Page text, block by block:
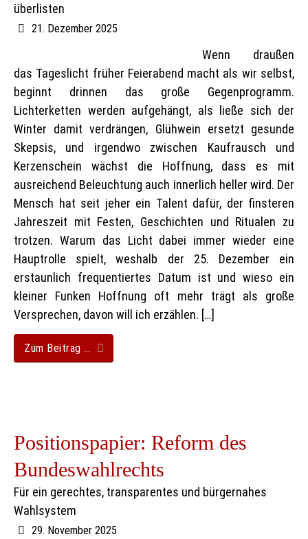
überlisten
21. Dezember 2025
Wenn draußen
das Tageslicht früher Feierabend macht als wir selbst,
beginnt drinnen das große Gegenprogramm.
Lichterketten werden aufgehängt, als ließe sich der
Winter damit verdrängen, Glühwein ersetzt gesunde
Skepsis, und irgendwo zwischen Kaufrausch und
Kerzenschein wächst die Hoffnung, dass es mit
ausreichend Beleuchtung auch innerlich heller wird. Der
Mensch hat seit jeher ein Talent dafür, der finsteren
Jahreszeit mit Festen, Geschichten und Ritualen zu
trotzen. Warum das Licht dabei immer wieder eine
Hauptrolle spielt, weshalb der 25. Dezember ein
erstaunlich frequentiertes Datum ist und wieso ein
kleiner Funken Hoffnung oft mehr trägt als große
Versprechen, davon will ich erzählen. […]
Zum Beitrag …
Positionspapier: Reform des
Bundeswahlrechts
Für ein gerechtes, transparentes und bürgernahes
Wahlsystem
29. November 2025